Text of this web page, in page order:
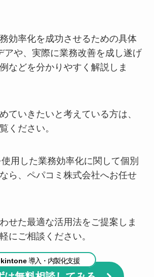
効率化を成功させるための具体
アや、実際に業務改善を成し遂げ
などを分かりやすく解説しま
ていきたいと考えている方は、
ください。
用した業務効率化に関して個別
ら、ペパコミ株式会社へお任せ
せた最適な活用法をご提案しま
にご相談ください。
kintone導入・内製化支援